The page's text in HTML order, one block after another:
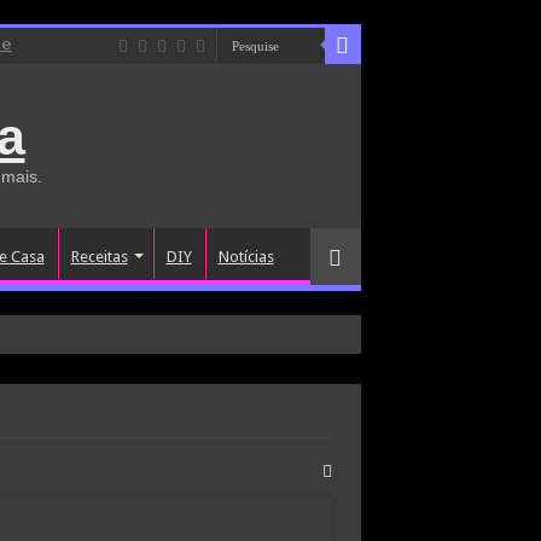
Casa Receitas DIY Notícias